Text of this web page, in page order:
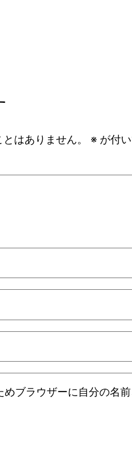
はありません。 ※ が付
ブラウザーに自分の名